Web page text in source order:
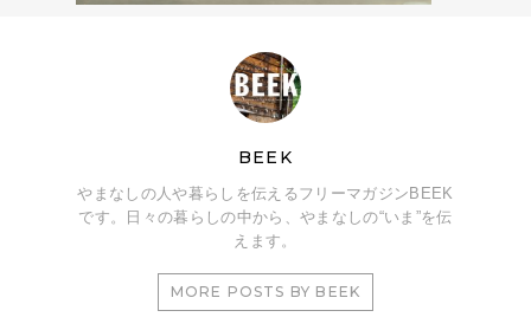
BEEK
やまなしの人や暮らしを伝えるフリーマガジンBEEK
です。日々の暮らしの中から、やまなしの“いま”を伝
えます。
MORE POSTS BY BEEK